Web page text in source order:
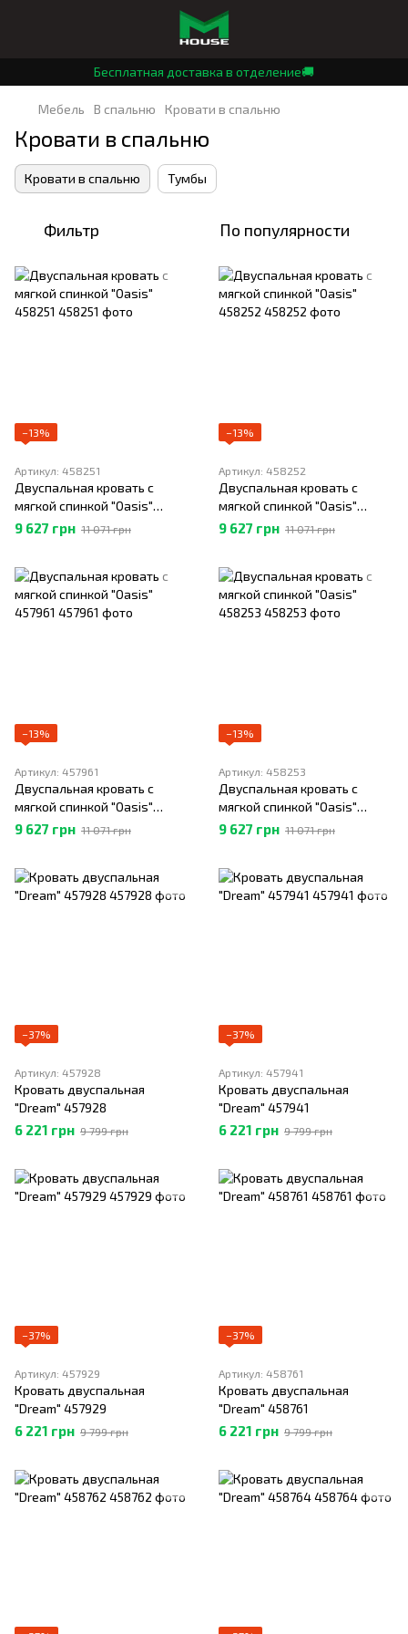
Бесплатная доставка в отделение🚚
Мебель В спальню Кровати в спальню
Кровати в спальню
Кровати в спальню Тумбы
Фильтр По популярности
−13%
Артикул: 458251
Двуспальная кровать с
мягкой спинкой "Oasis"
458251
9 627 грн 11 071 грн
−13%
Артикул: 458252
Двуспальная кровать с
мягкой спинкой "Oasis"
458252
9 627 грн 11 071 грн
−13%
Артикул: 457961
Двуспальная кровать с
мягкой спинкой "Oasis"
457961
9 627 грн 11 071 грн
−13%
Артикул: 458253
Двуспальная кровать с
мягкой спинкой "Oasis"
458253
9 627 грн 11 071 грн
−37%
Артикул: 457928
Кровать двуспальная
"Dream" 457928
6 221 грн 9 799 грн
−37%
Артикул: 457941
Кровать двуспальная
"Dream" 457941
6 221 грн 9 799 грн
−37%
Артикул: 457929
Кровать двуспальная
"Dream" 457929
6 221 грн 9 799 грн
−37%
Артикул: 458761
Кровать двуспальная
"Dream" 458761
6 221 грн 9 799 грн